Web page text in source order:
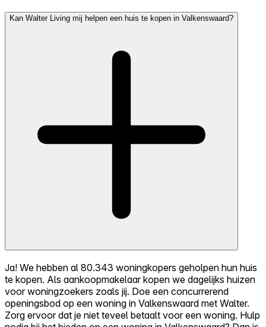
Kan Walter Living mij helpen een huis te kopen in Valkenswaard?
Ja! We hebben al 80.343 woningkopers geholpen hun huis
te kopen. Als aankoopmakelaar kopen we dagelijks huizen
voor woningzoekers zoals jij. Doe een concurrerend
openingsbod op een woning in Valkenswaard met Walter.
Zorg ervoor dat je niet teveel betaalt voor een woning. Hulp